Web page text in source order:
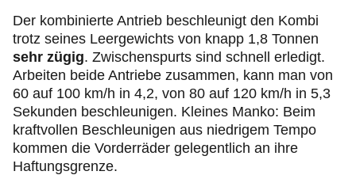
Der kombinierte Antrieb beschleunigt den Kombi
trotz seines Leergewichts von knapp 1,8 Tonnen
sehr zügig. Zwischenspurts sind schnell erledigt.
Arbeiten beide Antriebe zusammen, kann man von
60 auf 100 km/h in 4,2, von 80 auf 120 km/h in 5,3
Sekunden beschleunigen. Kleines Manko: Beim
kraftvollen Beschleunigen aus niedrigem Tempo
kommen die Vorderräder gelegentlich an ihre
Haftungsgrenze.